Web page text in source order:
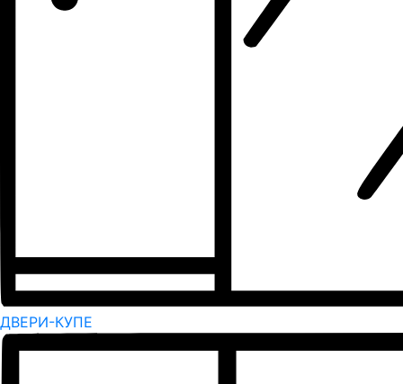
ДВЕРИ-КУПЕ